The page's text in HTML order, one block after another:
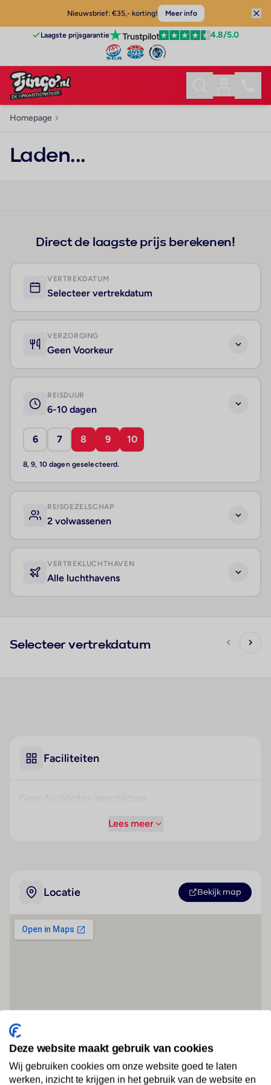
Nieuwsbrief: €35,- korting! Meer info
Laagste prijsgarantie 4.8/5.0
Homepage
Laden...
Direct de laagste prijs berekenen!
VERTREKDATUM
Selecteer vertrekdatum
VERZORGING
Geen Voorkeur
REISDUUR
6-10 dagen
6 7 8 9 10
8, 9, 10 dagen geselecteerd.
REISGEZELSCHAP
2 volwassenen
VERTREKLUCHTHAVEN
Alle luchthavens
Selecteer vertrekdatum
Faciliteiten
Lees meer
Locatie Bekijk map
Deze website maakt gebruik van cookies
Wij gebruiken cookies om onze website goed te laten
werken, inzicht te krijgen in het gebruik van de website en